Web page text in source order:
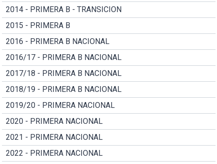
2014 - PRIMERA B - TRANSICION
2015 - PRIMERA B
2016 - PRIMERA B NACIONAL
2016/17 - PRIMERA B NACIONAL
2017/18 - PRIMERA B NACIONAL
2018/19 - PRIMERA B NACIONAL
2019/20 - PRIMERA NACIONAL
2020 - PRIMERA NACIONAL
2021 - PRIMERA NACIONAL
2022 - PRIMERA NACIONAL